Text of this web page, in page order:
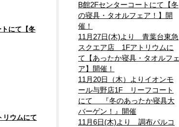
にて【冬
ウムにて
B館2Fセンターコートにて【冬
の寝具・タオルフェア！】開
催！
11月27日(木)より 青葉台東急
スクエア店 1Fアトリウムに
て【あったか寝具・タオルフェ
ア】開催！
11月20日（木）よりイオンモ
ール与野店1F リーフコート
にて 『冬のあったか寝具大
バーゲン！』開催
11月6日(木)より 調布パルコ